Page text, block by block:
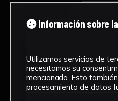
Información sobre
Utilizamos servicios de
necesitamos su
mencionado. Esto
procesamiento de datos